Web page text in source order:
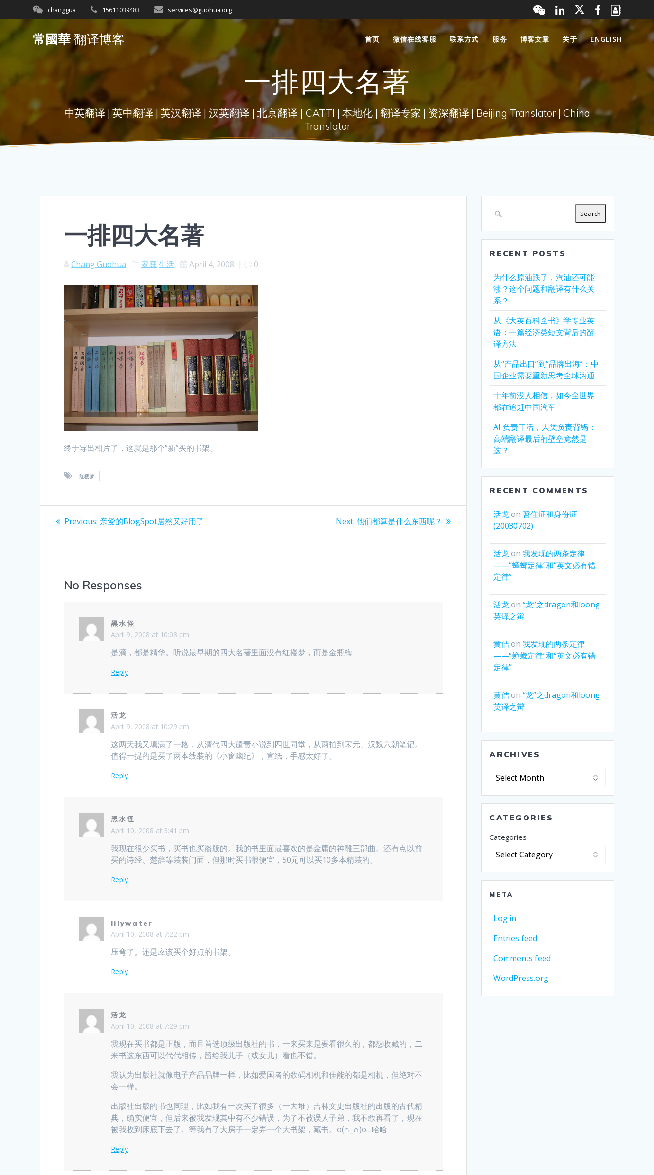
to
content
changgua 15611039483 services@guohua.org
常國華翻译博客 首页 微信在线客服 联系方式 服务 博客文章 关于 ENGLISH
一排四大名著
中英翻译 | 英中翻译 | 英汉翻译 | 汉英翻译 | 北京翻译 | CATTI | 本地化 | 翻译专家 | 资深翻译 | Beijing Translator | China
Translator
一排四大名著
Chang Guohua 家庭 生活 April 4, 2008 | 0
终于导出相片了，这就是那个“新”买的书架。
红楼梦
Post
navigation
Previous: Previous
亲爱的BlogSpot居然又好用了 Next: Next
他们都算是什么东西呢？
No Responses
黑水怪
April 9, 2008 at 10:08 pm
是滴，都是精华。听说最早期的四大名著里面没有红楼梦，而是金瓶梅
Reply
活龙
April 9, 2008 at 10:29 pm
这两天我又填满了一格，从清代四大谴责小说到四世同堂，从两拍到宋元、汉魏六朝笔记。
值得一提的是买了两本线装的《小窗幽纪》，宣纸，手感太好了。
Reply
黑水怪
April 10, 2008 at 3:41 pm
我现在很少买书，买书也买盗版的。我的书里面最喜欢的是金庸的神雕三部曲。还有点以前
买的诗经、楚辞等装装门面，但那时买书很便宜，50元可以买10多本精装的。
Reply
lilywater
April 10, 2008 at 7:22 pm
压弯了。还是应该买个好点的书架。
Reply
活龙
April 10, 2008 at 7:29 pm
我现在买书都是正版，而且首选顶级出版社的书，一来买来是要看很久的，都想收藏的，二
来书这东西可以代代相传，留给我儿子（或女儿）看也不错。
我认为出版社就像电子产品品牌一样，比如爱国者的数码相机和佳能的都是相机，但绝对不
会一样。
出版社出版的书也同理，比如我有一次买了很多（一大堆）吉林文史出版社的出版的古代精
典，确实便宜，但后来被我发现其中有不少错误，为了不被误人子弟，我不敢再看了，现在
被我收到床底下去了。等我有了大房子一定弄一个大书架，藏书。o(∩_∩)o…哈哈
Reply
Search
RECENT POSTS
为什么原油跌了，汽油还可能
涨？这个问题和翻译有什么关
系？
从《大英百科全书》学专业英
语：一篇经济类短文背后的翻
译方法
从“产品出口”到“品牌出海”：中
国企业需要重新思考全球沟通
十年前没人相信，如今全世界
都在追赶中国汽车
AI 负责干活，人类负责背锅：
高端翻译最后的壁垒竟然是
这？
RECENT COMMENTS
活龙on暂住证和身份证
(20030702)
活龙on我发现的两条定律
——“蟑螂定律”和“英文必有错
定律”
活龙on“龙”之dragon和loong
英译之辩
黄佶on我发现的两条定律
——“蟑螂定律”和“英文必有错
定律”
黄佶on“龙”之dragon和loong
英译之辩
ARCHIVES
Archives
CATEGORIES
Categories
META
Log in
Entries feed
Comments feed
WordPress.org